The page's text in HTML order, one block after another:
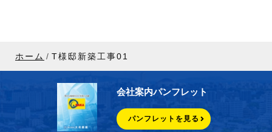
ホーム T様邸新築工事01
会社案内パンフレット
パンフレットを見る